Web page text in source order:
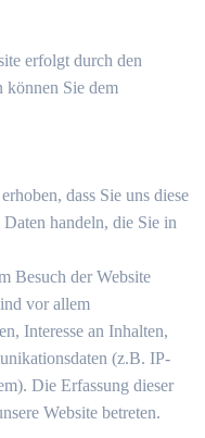
erfolgt durch den
können Sie dem
dass Sie uns diese
handeln, die Sie in
Besuch der Website
vor allem
Interesse an Inhalten,
(z.B. IP-
Die Erfassung dieser
Website betreten.